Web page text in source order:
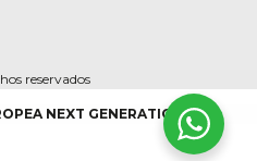
reservados
NEXT GENERATION EU